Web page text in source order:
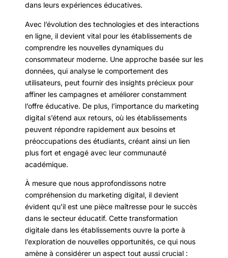
dans leurs expériences éducatives.
Avec l’évolution des technologies et des interactions
en ligne, il devient vital pour les établissements de
comprendre les nouvelles dynamiques du
consommateur moderne. Une approche basée sur les
données, qui analyse le comportement des
utilisateurs, peut fournir des insights précieux pour
affiner les campagnes et améliorer constamment
l’offre éducative. De plus, l’importance du marketing
digital s’étend aux retours, où les établissements
peuvent répondre rapidement aux besoins et
préoccupations des étudiants, créant ainsi un lien
plus fort et engagé avec leur communauté
académique.
À mesure que nous approfondissons notre
compréhension du marketing digital, il devient
évident qu’il est une pièce maîtresse pour le succès
dans le secteur éducatif. Cette transformation
digitale dans les établissements ouvre la porte à
l’exploration de nouvelles opportunités, ce qui nous
amène à considérer un aspect tout aussi crucial :